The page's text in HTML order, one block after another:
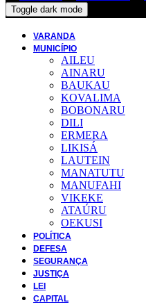
Toggle dark mode
VARANDA
MUNICÍPIO
AILEU
AINARU
BAUKAU
KOVALIMA
BOBONARU
DILI
ERMERA
LIKISÁ
LAUTEIN
MANATUTU
MANUFAHI
VIKEKE
ATAÚRU
OEKUSI
POLÍTICA
DEFESA
SEGURANÇA
JUSTIÇA
LEI
CAPITAL